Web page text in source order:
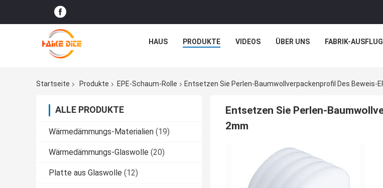
HAUS PRODUKTE VIDEOS ÜBER UNS FABRIK-AUSFLUG
Startseite Produkte EPE-Schaum-Rolle Entsetzen Sie Perlen-Baumwollverpackenprofil Des Beweis-
ALLE PRODUKTE
Wärmedämmungs-Materialien (19)
Wärmedämmungs-Glaswolle (20)
Platte aus Glaswolle (12)
Entsetzen Sie Perlen-
2mm